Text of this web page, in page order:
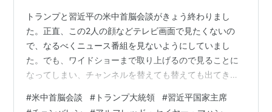
トランプと習近平の米中首脳会談がきょう終わりまし
た。正直、この2人の顔などテレビ画面で見たくないの
で、なるべくニュース番組を見ないようにしていまし
た。でも、ワイドショーまで取り上げるので見ることに
なってしまい、チャンネルを替えても替えても出てきま
ね。自己顕示欲が強く、世界は自分に注目して欲しいと
#米中首脳会談 # トランプ大統領 #習近平国家主席